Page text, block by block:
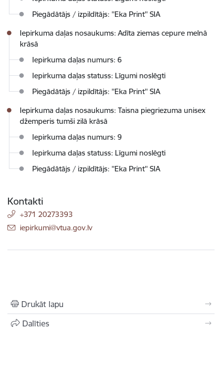
Piegādātājs / izpildītājs: ''Eka Print'' SIA
Iepirkuma daļas nosaukums: Adīta ziemas cepure melnā
krāsā
Iepirkuma daļas numurs: 6
Iepirkuma daļas statuss: Līgumi noslēgti
Piegādātājs / izpildītājs: ''Eka Print'' SIA
Iepirkuma daļas nosaukums: Taisna piegriezuma unisex
džemperis tumši zilā krāsā
Iepirkuma daļas numurs: 9
Iepirkuma daļas statuss: Līgumi noslēgti
Piegādātājs / izpildītājs: ''Eka Print'' SIA
Kontakti
+371 20273393
E-pasts:
iepirkumi@vtua.gov.lv
Drukāt lapu
Dalīties